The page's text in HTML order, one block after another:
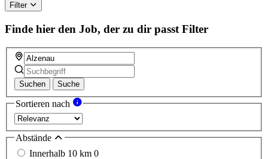
Filter
Finde hier den Job, der zu dir passt Filter
Suchen Suche
Sortieren nach
Abstände
Innerhalb 10 km 0